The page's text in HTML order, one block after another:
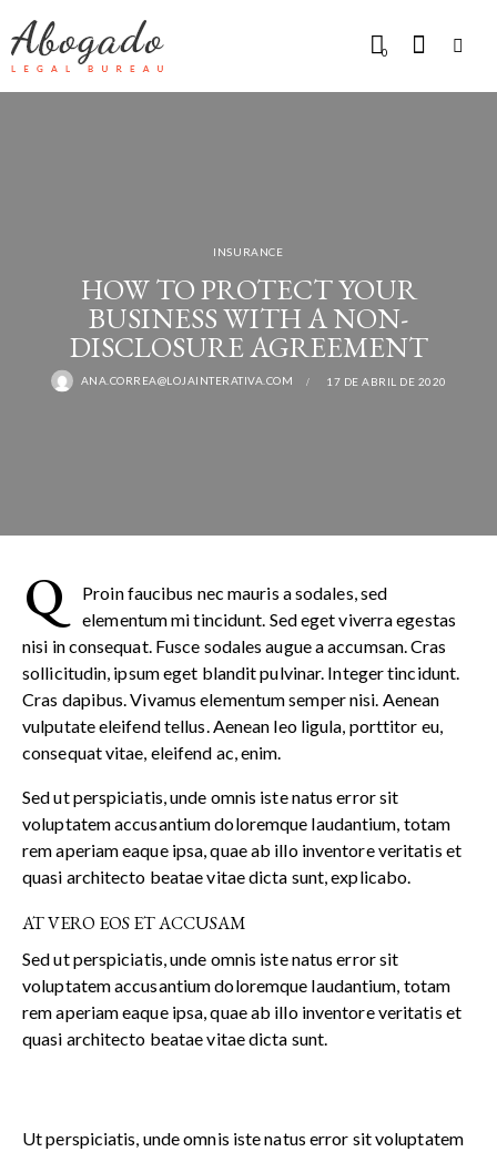
0
INSURANCE
HOW TO PROTECT YOUR
BUSINESS WITH A NON-
DISCLOSURE AGREEMENT
ANA.CORREA@LOJAINTERATIVA.COM 17 DE ABRIL DE 2020
q
Proin faucibus nec mauris a sodales, sed
elementum mi tincidunt. Sed eget viverra egestas
nisi in consequat. Fusce sodales augue a accumsan. Cras
sollicitudin, ipsum eget blandit pulvinar. Integer tincidunt.
Cras dapibus. Vivamus elementum semper nisi. Aenean
vulputate eleifend tellus. Aenean leo ligula, porttitor eu,
consequat vitae, eleifend ac, enim.
Sed ut perspiciatis, unde omnis iste natus error sit
voluptatem accusantium doloremque laudantium, totam
rem aperiam eaque ipsa, quae ab illo inventore veritatis et
quasi architecto beatae vitae dicta sunt, explicabo.
AT VERO EOS ET ACCUSAM
Sed ut perspiciatis, unde omnis iste natus error sit
voluptatem accusantium doloremque laudantium, totam
rem aperiam eaque ipsa, quae ab illo inventore veritatis et
quasi architecto beatae vitae dicta sunt.
Ut perspiciatis, unde omnis iste natus error sit voluptatem